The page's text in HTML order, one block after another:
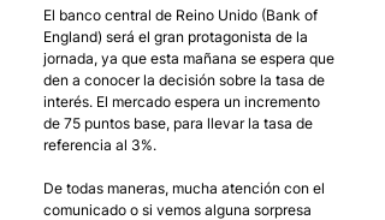
El banco central de Reino Unido (Bank of
England) será el gran protagonista de la
jornada, ya que esta mañana se espera que
den a conocer la decisión sobre la tasa de
interés. El mercado espera un incremento
de 75 puntos base, para llevar la tasa de
referencia al 3%.
De todas maneras, mucha atención con el
comunicado o si vemos alguna sorpresa